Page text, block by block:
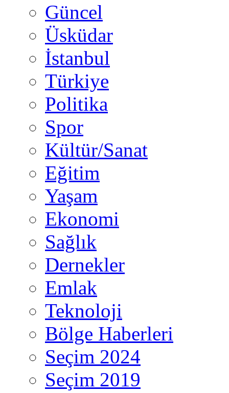
Güncel
Üsküdar
İstanbul
Türkiye
Politika
Spor
Kültür/Sanat
Eğitim
Yaşam
Ekonomi
Sağlık
Dernekler
Emlak
Teknoloji
Bölge Haberleri
Seçim 2024
Seçim 2019